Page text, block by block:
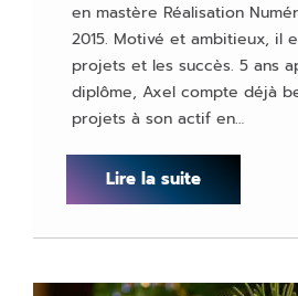
en mastère Réalisation
2015. Motivé et ambitieux, il
projets et les succès. 5 ans
diplôme, Axel compte déjà
projets à son actif en…
Lire la suite